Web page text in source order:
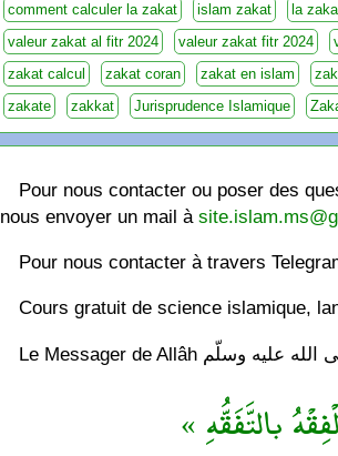
comment calculer la zakat
islam zakat la
valeur zakat al fitr 2024
valeur zakat fitr 2024
zakat calcul
zakat coran zakat en islam
zakate
zakkat Jurisprudence Islamique
Pour nous contacter ou poser des
nous envoyer un mail à
Pour nous contacter à travers
Cours gratuit de science islamique,
بالتَّفَقُّهِ »